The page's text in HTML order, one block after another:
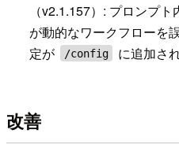
（v2.1.157）: プロンプ
が動的なワークフローを
定が
/config に追加さ
改善